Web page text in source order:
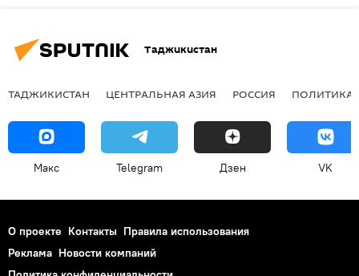
Таджикистан
ТАДЖИКИСТАН ЦЕНТРАЛЬНАЯ АЗИЯ РОССИЯ ПОЛИТИКА
Макс Telegram Дзен VK
О проекте Контакты Правила использования
Реклама Новости компаний